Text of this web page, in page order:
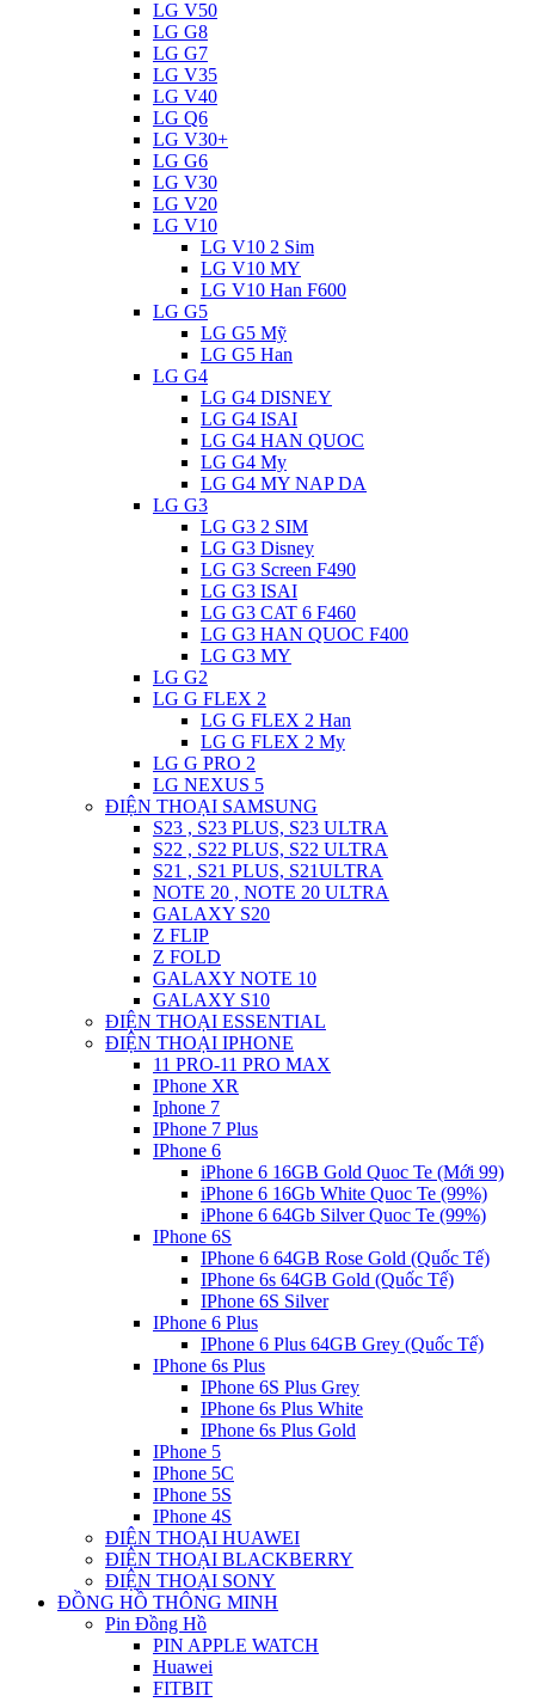
LG V50
LG G8
LG G7
LG V35
LG V40
LG Q6
LG V30+
LG G6
LG V30
LG V20
LG V10
LG V10 2 Sim
LG V10 MY
LG V10 Han F600
LG G5
LG G5 Mỹ
LG G5 Han
LG G4
LG G4 DISNEY
LG G4 ISAI
LG G4 HAN QUOC
LG G4 My
LG G4 MY NAP DA
LG G3
LG G3 2 SIM
LG G3 Disney
LG G3 Screen F490
LG G3 ISAI
LG G3 CAT 6 F460
LG G3 HAN QUOC F400
LG G3 MY
LG G2
LG G FLEX 2
LG G FLEX 2 Han
LG G FLEX 2 My
LG G PRO 2
LG NEXUS 5
ĐIỆN THOẠI SAMSUNG
S23 , S23 PLUS, S23 ULTRA
S22 , S22 PLUS, S22 ULTRA
S21 , S21 PLUS, S21ULTRA
NOTE 20 , NOTE 20 ULTRA
GALAXY S20
Z FLIP
Z FOLD
GALAXY NOTE 10
GALAXY S10
ĐIỆN THOẠI ESSENTIAL
ĐIỆN THOẠI IPHONE
11 PRO-11 PRO MAX
IPhone XR
Iphone 7
IPhone 7 Plus
IPhone 6
iPhone 6 16GB Gold Quoc Te (Mới 99)
iPhone 6 16Gb White Quoc Te (99%)
iPhone 6 64Gb Silver Quoc Te (99%)
IPhone 6S
IPhone 6 64GB Rose Gold (Quốc Tế)
IPhone 6s 64GB Gold (Quốc Tế)
IPhone 6S Silver
IPhone 6 Plus
IPhone 6 Plus 64GB Grey (Quốc Tế)
IPhone 6s Plus
IPhone 6S Plus Grey
IPhone 6s Plus White
IPhone 6s Plus Gold
IPhone 5
IPhone 5C
IPhone 5S
IPhone 4S
ĐIỆN THOẠI HUAWEI
ĐIỆN THOẠI BLACKBERRY
ĐIỆN THOẠI SONY
ĐỒNG HỒ THÔNG MINH
Pin Đồng Hồ
PIN APPLE WATCH
Huawei
FITBIT